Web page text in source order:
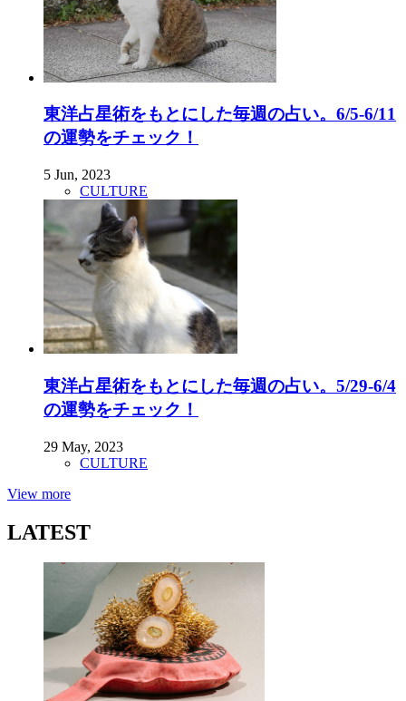
東洋占星術をもとにした毎週の占い。6/5-6/11
の運勢をチェック！
5 Jun, 2023
CULTURE
東洋占星術をもとにした毎週の占い。5/29-6/4
の運勢をチェック！
29 May, 2023
CULTURE
View more
LATEST